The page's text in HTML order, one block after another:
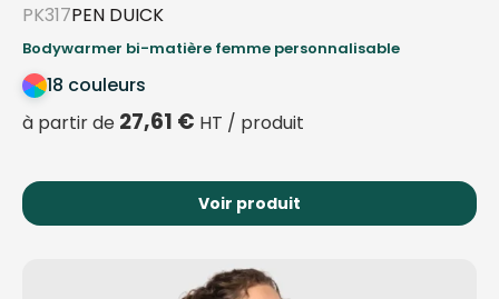
PK317PEN DUICK
Bodywarmer bi-matière femme personnalisable
18 couleurs
à partir de 27,61 € HT / produit
Voir produit